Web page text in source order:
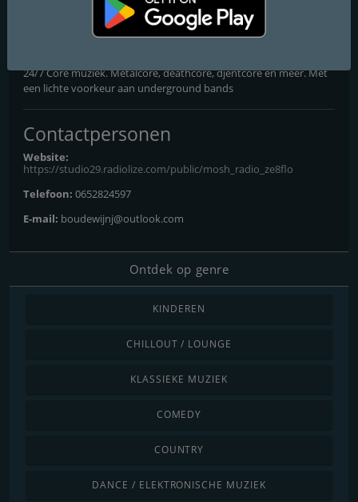
24/7 Core Music
24/7 Core muziek. Metalcore, deathcore, djentcore en meer. Met
een lichte voorkeur aan underground bands
Contactpersonen
Website:
https://studio29.radiolize.com/public/mosh_radio_ze8flo
Telefoon: 0652824597
E-mail: boudewijnj@outlook.com
Ontdek op genre
KINDEREN
CHILLOUT / LOUNGE
KLASSIEKE MUZIEK
COMEDY
COUNTRY
DANCE / ELEKTRONISCHE MUZIEK